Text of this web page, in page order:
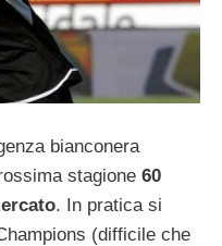
bianconera
stagione 60
. In pratica si
(difficile che